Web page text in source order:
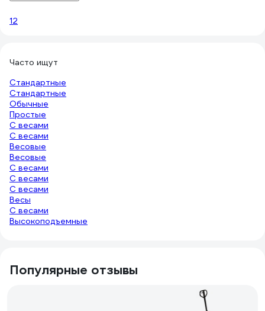
12
Часто ищут
Стандартные
Стандартные
Обычные
Простые
С весами
С весами
Весовые
Весовые
С весами
С весами
С весами
Весы
С весами
Высокоподъемные
Популярные отзывы